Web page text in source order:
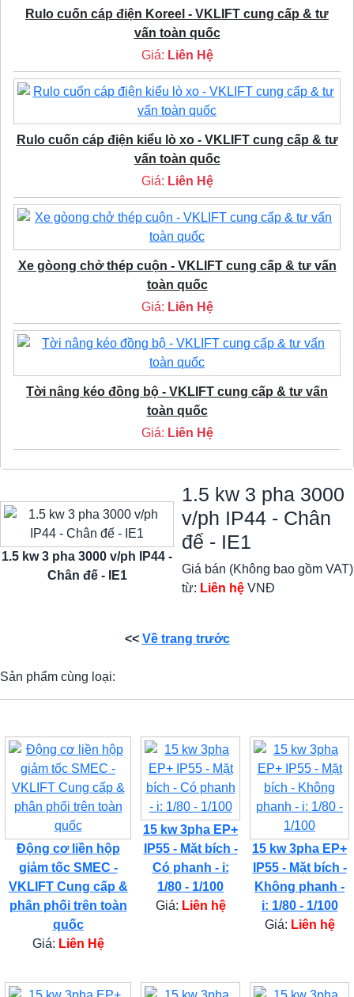
Rulo cuốn cáp điện Koreel - VKLIFT cung cấp & tư
vấn toàn quốc
Giá: Liên Hệ
Rulo cuốn cáp điện kiểu lò xo - VKLIFT cung cấp & tư
vấn toàn quốc
Giá: Liên Hệ
Xe gòong chở thép cuộn - VKLIFT cung cấp & tư vấn
toàn quốc
Giá: Liên Hệ
Tời nâng kéo đồng bộ - VKLIFT cung cấp & tư vấn
toàn quốc
Giá: Liên Hệ
1.5 kw 3 pha 3000 v/ph IP44 -
Chân đế - IE1
1.5 kw 3 pha 3000
v/ph IP44 - Chân
đế - IE1
Giá bán (Không bao gồm VAT)
từ: Liên hệ VNĐ
<< Về trang trước
Sản phẩm cùng loại:
Động cơ liền hộp
giảm tốc SMEC -
VKLIFT Cung cấp &
phân phối trên toàn
quốc
Giá: Liên Hệ
15 kw 3pha EP+
IP55 - Mặt bích -
Có phanh - i:
1/80 - 1/100
Giá: Liên hệ
15 kw 3pha EP+
IP55 - Mặt bích -
Không phanh -
i: 1/80 - 1/100
Giá: Liên hệ